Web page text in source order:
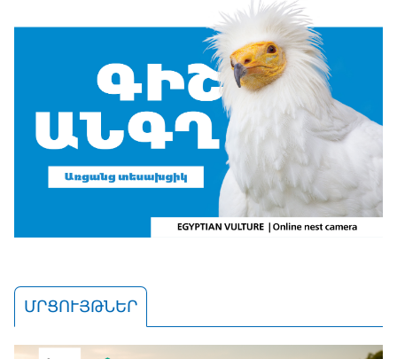
ՄՐՑՈՒՅԹՆԵՐ